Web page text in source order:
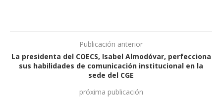
Publicación anterior
La presidenta del COECS, Isabel Almodóvar, perfecciona
sus habilidades de comunicación institucional en la
sede del CGE
próxima publicación